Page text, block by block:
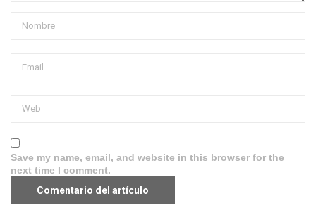
Save my name, email, and website in this browser for the
next time I comment.